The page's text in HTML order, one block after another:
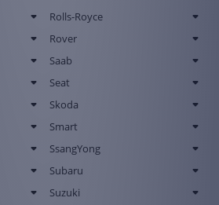
Rolls-Royce
Rover
Saab
Seat
Skoda
Smart
SsangYong
Subaru
Suzuki